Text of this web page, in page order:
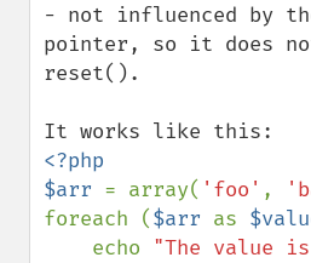
- not influenced by
pointer, so it does
reset().
<?php
$arr = array( 'foo' ,
foreach ($arr as
    echo